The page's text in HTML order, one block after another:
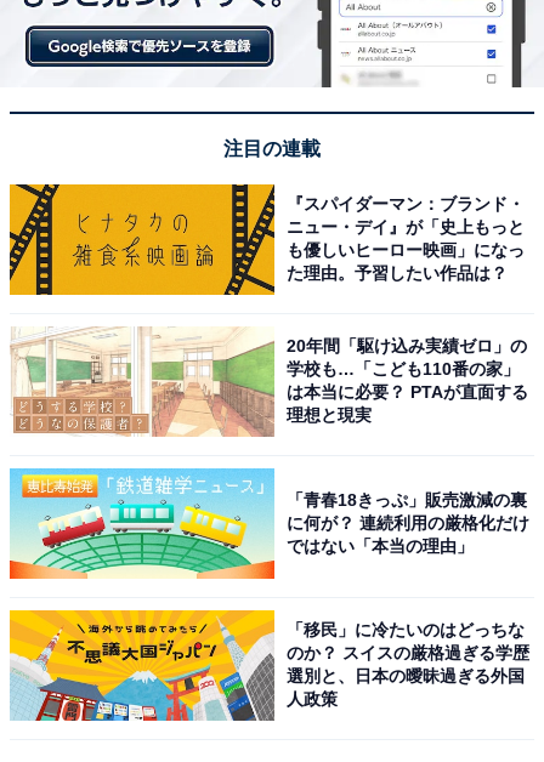
注目の連載
『スパイダーマン：ブランド・
ニュー・デイ』が「史上もっと
も優しいヒーロー映画」になっ
た理由。予習したい作品は？
20年間「駆け込み実績ゼロ」の
学校も…「こども110番の家」
は本当に必要？ PTAが直面する
理想と現実
「青春18きっぷ」販売激減の裏
に何が？ 連続利用の厳格化だけ
ではない「本当の理由」
「移民」に冷たいのはどっちな
のか？ スイスの厳格過ぎる学歴
選別と、日本の曖昧過ぎる外国
人政策